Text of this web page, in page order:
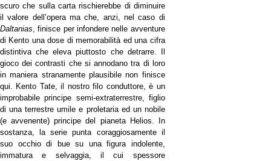
scuro che sulla carta rischierebbe di diminuire
il valore dell’opera ma che, anzi, nel caso di
Daltanias , finisce per infondere nelle avventure
di Kento una dose di memorabilità ed una cifra
distintiva che eleva piuttosto che detrarre. Il
gioco dei contrasti che si annodano tra di loro
in maniera stranamente plausibile non finisce
qui. Kento Tate, il nostro filo conduttore, è un
improbabile principe semi-extraterrestre, figlio
di una terrestre umile e proletaria ed un nobile
(e avvenente) principe del pianeta Helios. In
sostanza, la serie punta coraggiosamente il
suo occhio di bue su una figura indolente,
immatura e selvaggia, il cui spessore